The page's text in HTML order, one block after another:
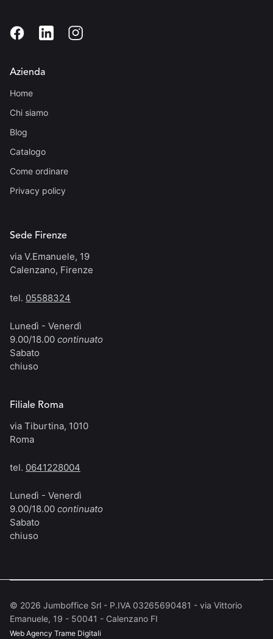
Azienda
Home
Chi siamo
Blog
Catalogo
Come ordinare
Privacy policy
Sede Firenze
via V.Emanuele, 19
Calenzano, Firenze
tel. 05588324
Lunedì - Venerdì
9.00/18.00 continuato
Sabato
chiuso
Filiale Roma
via Tiburtina, 1010
Roma
tel. 0641228004
Lunedì - Venerdì
9.00/18.00 continuato
Sabato
chiuso
© 2026 Jumboffice Srl - P.IVA 03265690481 - via Vittorio
Emanuele, 19 - 50041 - Calenzano FI
Web Agency Trame Digitali